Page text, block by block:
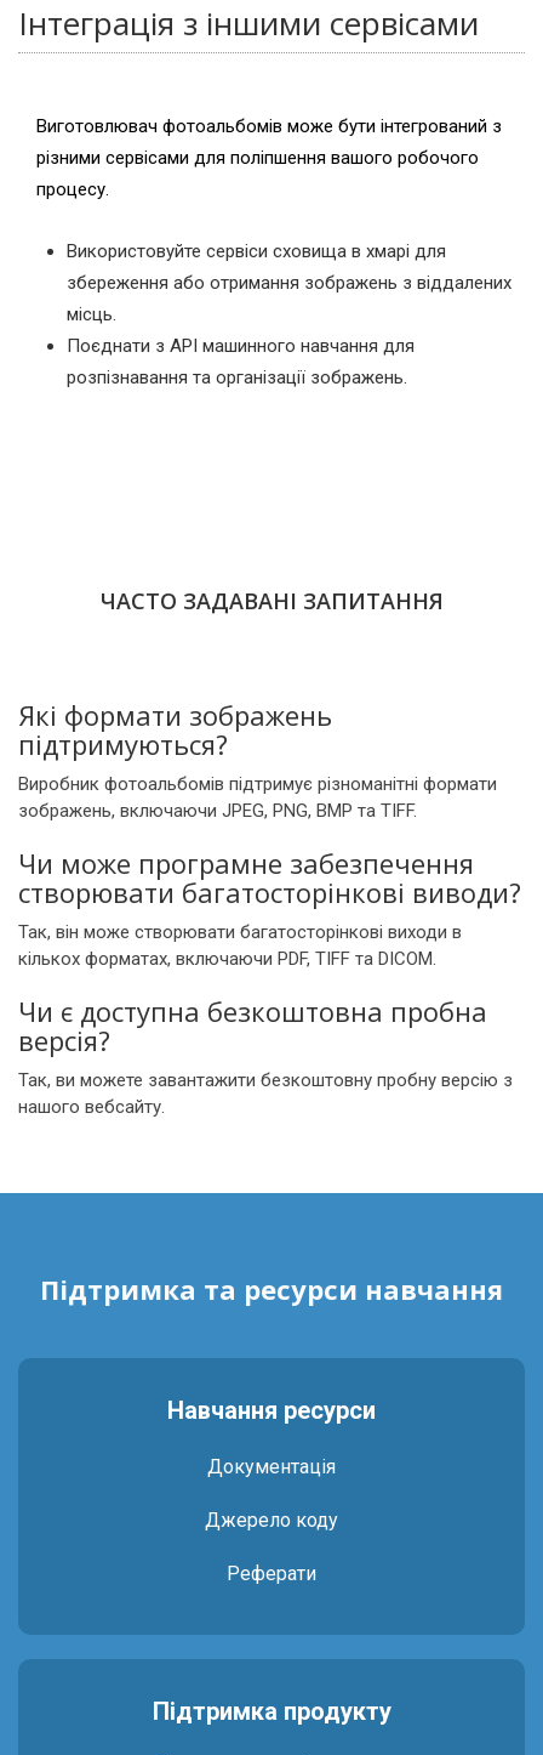
Інтеграція з іншими сервісами
Виготовлювач фотоальбомів може бути інтегрований з
різними сервісами для поліпшення вашого робочого
процесу.
Використовуйте сервіси сховища в хмарі для
збереження або отримання зображень з віддалених
місць.
Поєднати з API машинного навчання для
розпізнавання та організації зображень.
ЧАСТО ЗАДАВАНІ ЗАПИТАННЯ
Які формати зображень
підтримуються?
Виробник фотоальбомів підтримує різноманітні формати
зображень, включаючи JPEG, PNG, BMP та TIFF.
Чи може програмне забезпечення
створювати багатосторінкові виводи?
Так, він може створювати багатосторінкові виходи в
кількох форматах, включаючи PDF, TIFF та DICOM.
Чи є доступна безкоштовна пробна
версія?
Так, ви можете завантажити безкоштовну пробну версію з
нашого вебсайту.
Підтримка та ресурси навчання
Навчання ресурси
Документація
Джерело коду
Реферати
Підтримка продукту